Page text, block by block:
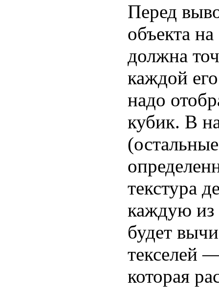
Перед
объекта
должна
каждой
надо
кубик. В
текстура
каждую из
будет
текселей
которая